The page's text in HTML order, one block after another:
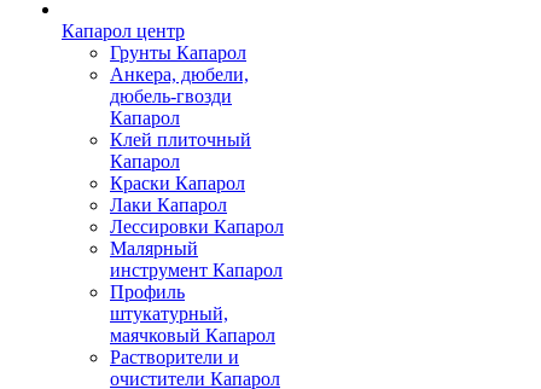
Капарол центр
Грунты Капарол
Анкера, дюбели,
дюбель-гвозди
Капарол
Клей плиточный
Капарол
Краски Капарол
Лаки Капарол
Лессировки Капарол
Малярный
инструмент Капарол
Профиль
штукатурный,
маячковый Капарол
Растворители и
очистители Капарол